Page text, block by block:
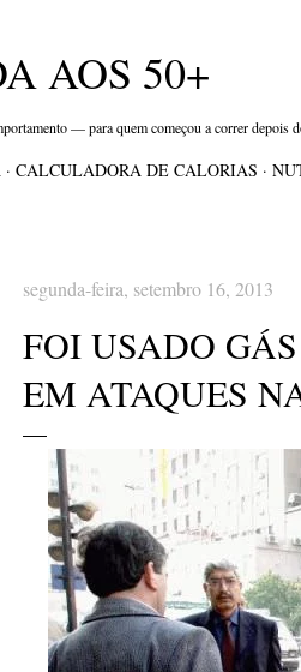
AOS 50+
— para quem começou a correr depois
CALCULADORA DE CALORIAS
segunda-feira, setembro 16, 2013
FOI USADO
EM ATAQUES